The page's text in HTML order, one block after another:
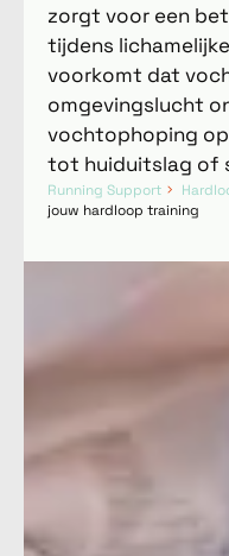
zorgt voor een
tijdens
voorkomt dat
omgevingslucht
vochtophoping
tot huiduitslag of
Running Support
jouw hardloop training